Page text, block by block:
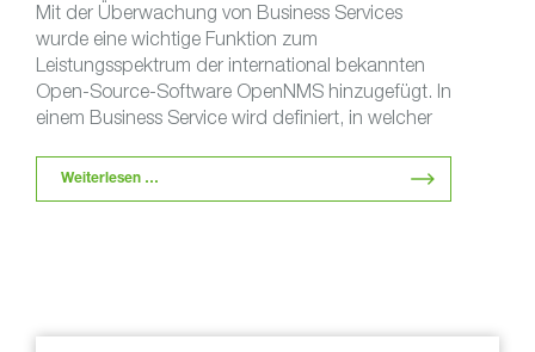
Mit der Überwachung von Business Services
wurde eine wichtige Funktion zum
Leistungsspektrum der international bekannten
Open-Source-Software OpenNMS hinzugefügt. In
einem Business Service wird definiert, in welcher
Weiterlesen …